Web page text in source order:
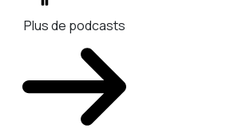
Plus de podcasts